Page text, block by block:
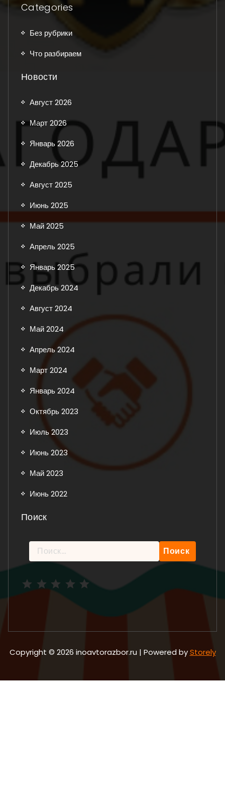
Categories
Без рубрики
Что разбираем
Новости
Август 2026
Март 2026
Январь 2026
Декабрь 2025
Август 2025
Июнь 2025
Май 2025
Апрель 2025
Январь 2025
Декабрь 2024
Август 2024
Май 2024
Апрель 2024
Март 2024
Январь 2024
Октябрь 2023
Июль 2023
Июнь 2023
Май 2023
Июнь 2022
Поиск
Найти:
Copyright © 2026 inoavtorazbor.ru | Powered byStorely